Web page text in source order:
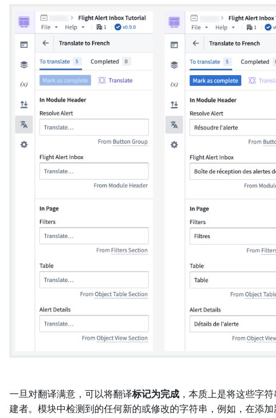
一旦对翻译满意，可以将翻译标记为完成 ，本质上是将这些字
建者。模块中检测到的任何新的或修改的字符串，例如，在添